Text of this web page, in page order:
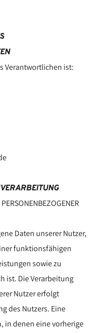
Verantwortlichen ist:
Daten unserer Nutzer,
funktionsfähigen
sowie zu
ist. Die Verarbeitung
Nutzer erfolgt
des Nutzers. Eine
in denen eine vorherige